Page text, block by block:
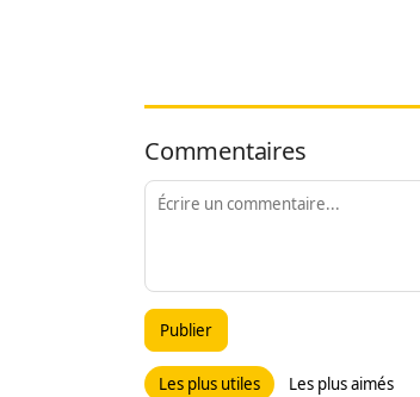
Commentaires
Publier
Les plus utiles Les plus aimés